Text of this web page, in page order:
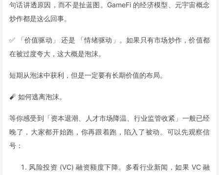
句话讲透原因，而不是扯蓝图。GameFi 的经济模型、元宇宙概念
炒作都是这么回事。
✅ 「价值驱动」 还是 「情绪驱动」。如果只有市场炒作，价值都
在被过度夸大，这大概是泡沫。
短期从泡沫中获利，但是一定要有长期价值的布局。
🧨 如何逃离泡沫。
等你感受到「资本退潮、人才市场降温、行业监管收紧」一般已经
晚了，大家都开始跑，你再跟着跑，陷入了被动。可以先观察信
号：
风险投资 (VC) 融资额度下降。多看行业新闻，如果 VC 融